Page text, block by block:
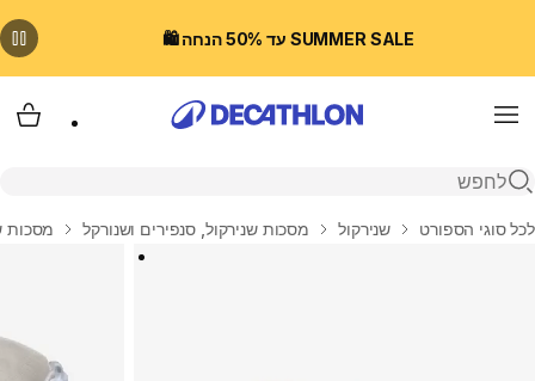
SUMMER SALE עד 50% הנחה 🛍️
Menu
פתיחת חיפוש
בית
לכל סוגי הספורט שנירקול מסכות שנירקול, סנפירים ושנורקל מסכות